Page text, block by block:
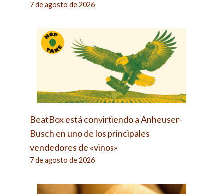
7 de agosto de 2026
BeatBox está convirtiendo a Anheuser-
Busch en uno de los principales
vendedores de «vinos»
7 de agosto de 2026